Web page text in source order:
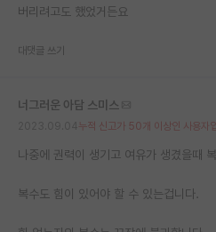
버리려고도 했었거든요
대댓글 쓰기
너그러운 아담 스미스
누적 신고가 50개 이상인 사용자
나중에 권력이 생기고 여유가 생겼을때
복수도 힘이 있어야 할 수 있는겁니다.